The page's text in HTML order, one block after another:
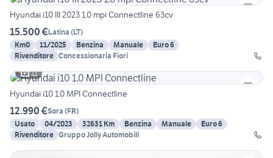
Hyundai i10 III 2023 1.0 mpi Connectline 63cv
15.500 €Latina (LT)
Km0
11/2025 Benzina Manuale
Euro 6
Rivenditore Concessionaria Fiori
11
Hyundai i10 1.0 MPI Connectline
12.990 €Sora (FR)
Usato
04/2023 32631 Km Benzina Manuale
Euro 6
Rivenditore Gruppo Jolly Automobili